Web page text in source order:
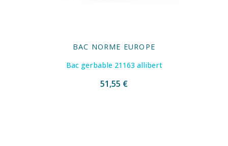
BAC NORME EUROPE
Bac gerbable 21163 allibert
51,55 €